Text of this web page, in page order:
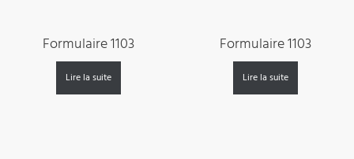
Formulaire 1103
Lire la suite
Formulaire 1103
Lire la suite